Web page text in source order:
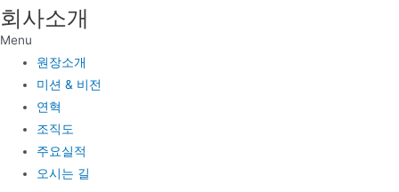
회사소개
Menu
원장소개
미션 & 비전
연혁
조직도
주요실적
오시는 길